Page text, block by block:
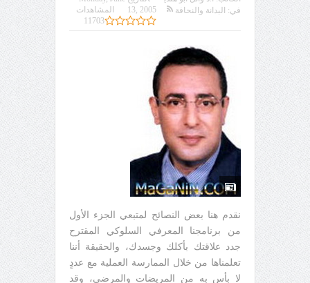
13, 2005
في: البدانة والنحافة
المشاهدات
11703
نقدم هنا بعض النصائح لمتبعي الجزء الأول
من برنامجنا المعرفي السلوكي المقترح
جدد علاقتك بأكلك وجسدك، والحقيقة أننا
تعلمناها من خلال الممارسة العملية مع عددٍ
لا بأس به من المريضات والمرضى، وقد